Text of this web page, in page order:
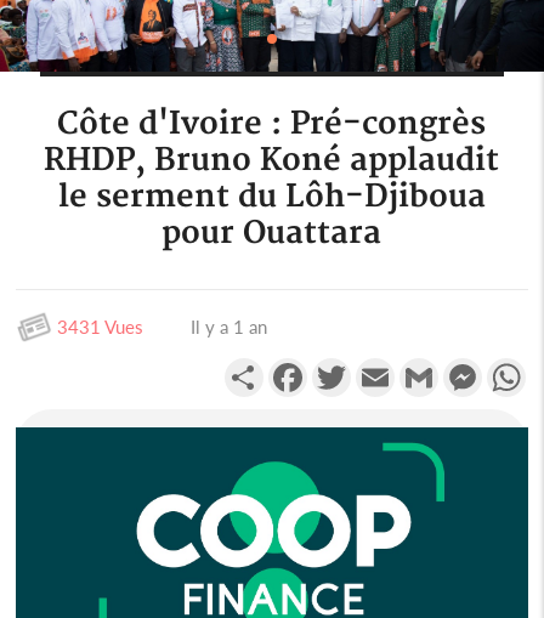
Côte d'Ivoire : Pré-congrès
RHDP, Bruno Koné applaudit
le serment du Lôh-Djiboua
pour Ouattara
3431 Vues Il y a 1 an
PartagerFacebookTwitterEmail Gmail